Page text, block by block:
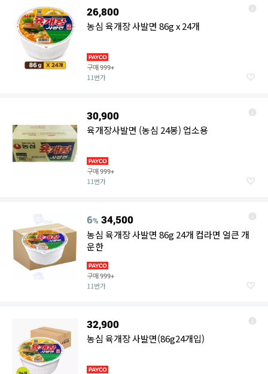
26,800
농심 육개장 사발면 86g x 24개
구매999+
11번가
30,900
육개장사발면 (농심 24봉) 업소용
구매999+
11번가
6% 34,500
농심 육개장 사발면 86g 24개 컵라면 얼큰 개
운한
구매999+
11번가
32,900
농심 육개장 사발면(86g24개입)